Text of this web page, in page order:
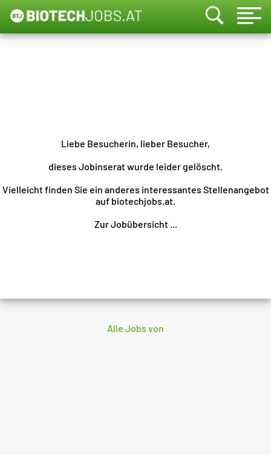
Liebe Besucherin, lieber Besucher,
dieses Jobinserat wurde leider gelöscht.
Vielleicht finden Sie ein anderes interessantes Stellenangebot
auf biotechjobs.at.
Zur Jobübersicht ...
Alle Jobs von